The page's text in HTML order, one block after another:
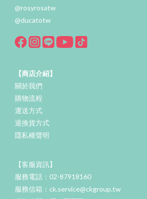
@rosyrosatw
@ducatotw
【商店介紹】
關於我們
購物流程
運送方式
退換貨方式
隱私權聲明
【客服資訊】
服務電話：02-87918160
服務信箱：ck.service@ckgroup.tw